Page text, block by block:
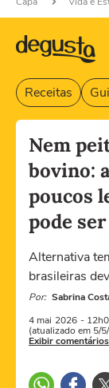
Receitas
Nem
bovino:
poucos
pode
Alternativa
brasileiras
Por: Sabrina
4 mai 2026 -
(atualizado em 5/
Exibir comentários